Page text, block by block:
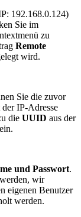
192.168.0.124)
Sie im
zu
Remote
wird.
Sie die zuvor
IP-Adresse
die UUID aus der
ein.
und Passwort.
wir
eigenen Benutzer
werden.